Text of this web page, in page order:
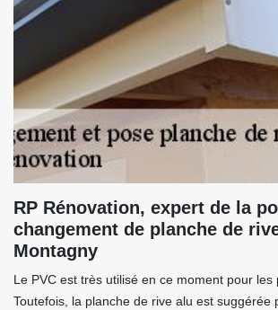
RP Rénovation, expert de la
changement de planche de
Montagny
Le PVC est très utilisé en ce moment pour les
Toutefois, la planche de rive alu est suggérée